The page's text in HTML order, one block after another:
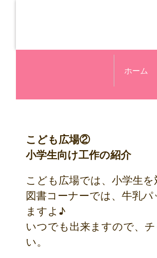
ホーム
こども広場②
小学生向け工作の紹介
こども広場では、小学生
図書コーナーでは、牛乳
ますよ♪
いつでも出来ますので、
い。